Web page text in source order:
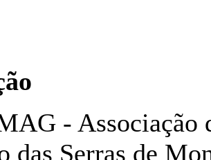
- Associação
das Serras de